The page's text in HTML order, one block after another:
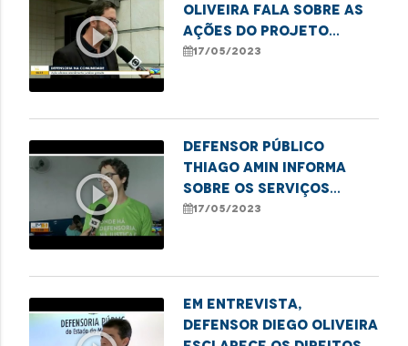
play_circle_outline
Oliveira fala sobre as
ações do projeto
"Defensoria na
17/05/2023
play_circle_outline
Defensor público
Thiago Amin informa
sobre os serviços
oferecidos pelo
imperatriz
17/05/2023
Em entrevista,
defensor Diego Oliveira